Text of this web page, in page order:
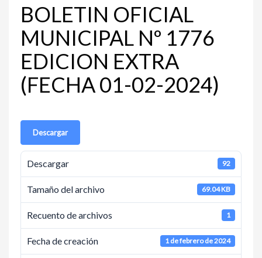
BOLETIN OFICIAL
MUNICIPAL Nº 1776
EDICION EXTRA
(FECHA 01-02-2024)
Descargar
Descargar 92
Tamaño del archivo 69.04 KB
Recuento de archivos 1
Fecha de creación 1 de febrero de 2024